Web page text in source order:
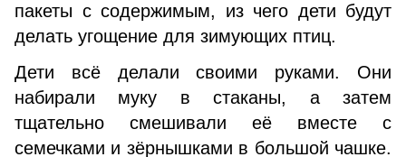
пакеты с содержимым, из чего дети будут
делать угощение для зимующих птиц.
Дети всё делали своими руками. Они
набирали муку в стаканы, а затем
тщательно смешивали её вместе с
семечками и зёрнышками в большой чашке.